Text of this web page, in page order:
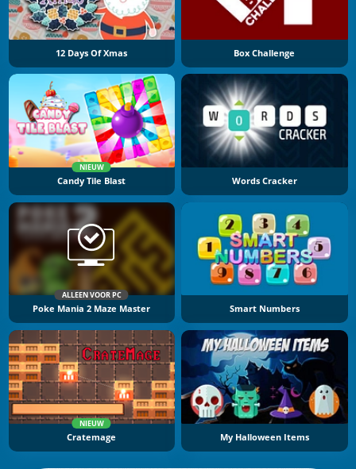
12 Days Of Xmas Box Challenge
NIEUW
Candy Tile Blast Words Cracker
ALLEEN VOOR PC
Poke Mania 2 Maze Master Smart Numbers
NIEUW
Cratemage My Halloween Items